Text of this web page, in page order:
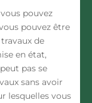
pouvez
pouvez être
de
en état,
pas se
sans avoir
lesquelles vous